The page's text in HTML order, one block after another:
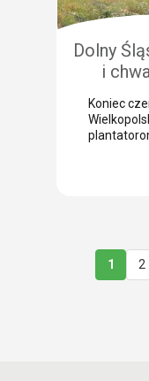
Dolny
i
Koniec
emocje
deszczu
roślin.
Jak
Staniek,
przed
1 2